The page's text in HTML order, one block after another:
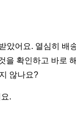
았어요. 열심히 배
을 확인하고 바로
않나요?
.